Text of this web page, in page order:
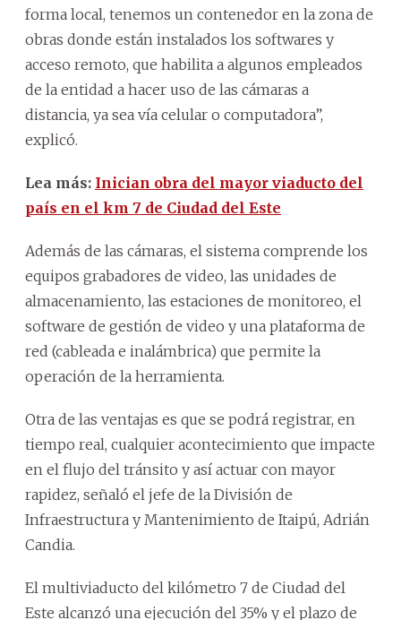
forma local, tenemos un contenedor en la zona de
obras donde están instalados los softwares y
acceso remoto, que habilita a algunos empleados
de la entidad a hacer uso de las cámaras a
distancia, ya sea vía celular o computadora”,
explicó.
Lea más: Inician obra del mayor viaducto del
país en el km 7 de Ciudad del Este
Además de las cámaras, el sistema comprende los
equipos grabadores de video, las unidades de
almacenamiento, las estaciones de monitoreo, el
software de gestión de video y una plataforma de
red (cableada e inalámbrica) que permite la
operación de la herramienta.
Otra de las ventajas es que se podrá registrar, en
tiempo real, cualquier acontecimiento que impacte
en el flujo del tránsito y así actuar con mayor
rapidez, señaló el jefe de la División de
Infraestructura y Mantenimiento de Itaipú, Adrián
Candia.
El multiviaducto del kilómetro 7 de Ciudad del
Este alcanzó una ejecución del 35% y el plazo de